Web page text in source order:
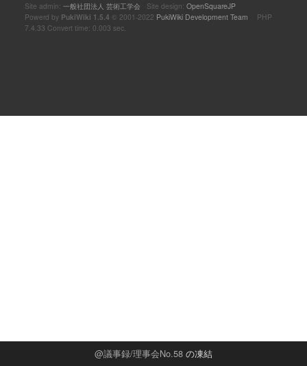
議事録/理事会No.58 の凍結
Site admin: 一般社団法人 芸術工学会Site design: OpenSquareJP
Powerd by PukiWiki 1.5.4 © 2001-2022 PukiWiki Development Team PHP
7.4.33 Convert time: 0.003 sec.